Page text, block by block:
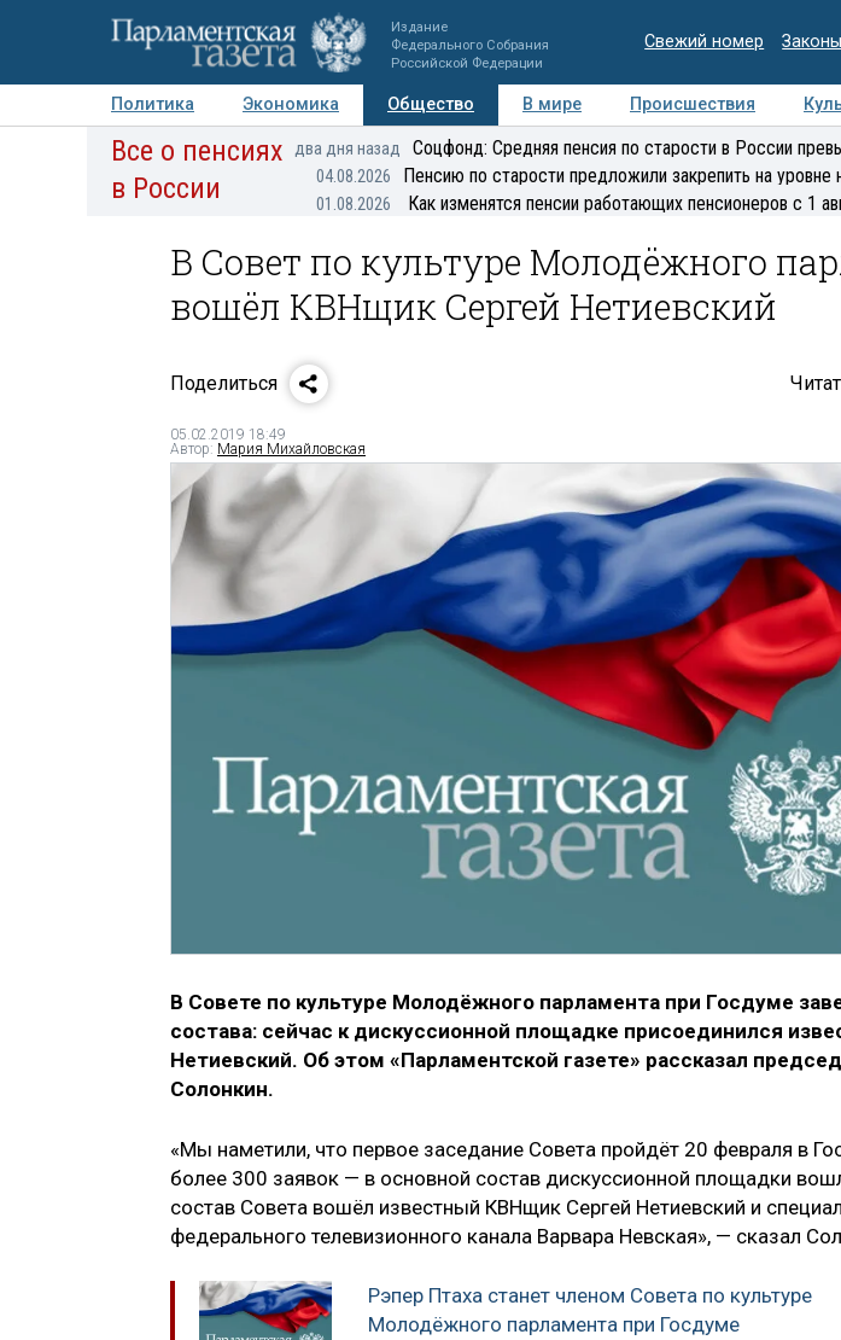
Издание
Федерального Собрания
Российской Федерации
Свежий номер Законы
Политика Экономика Общество В мире Происшествия
Авторы Персоны Мнения Регионы Медиацентр Интервью
Все о пенсиях
в России
два дня назад Соцфонд: Средняя пенсия по старости в России
04.08.2026 Пенсию по старости предложили закрепить на уровне
01.08.2026 Как изменятся пенсии работающих пенсионеров с 1
В Совет по культуре Молодёжного
вошёл КВНщик Сергей Нетиевский
Поделиться
05.02.2019 18:49
Автор: Мария Михайловская
В Совете по культуре Молодёжного парламента при Госдуме
состава: сейчас к дискуссионной площадке присоединился
Нетиевский. Об этом «Парламентской газете» рассказал
Солонкин.
«Мы наметили, что первое заседание Совета пройдёт 20 февраля в
более 300 заявок — в основной состав дискуссионной площадки
состав Совета вошёл известный КВНщик Сергей Нетиевский и
федерального телевизионного канала Варвара Невская», — сказал
Рэпер Птаха станет членом Совета по культуре
Молодёжного парламента при Госдуме